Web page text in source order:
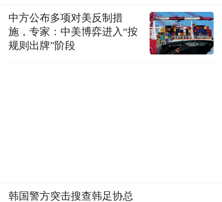
中方公布多项对美反制措
施，专家：中美博弈进入“按
规则出牌”阶段
韩国警方突击搜查韩足协总